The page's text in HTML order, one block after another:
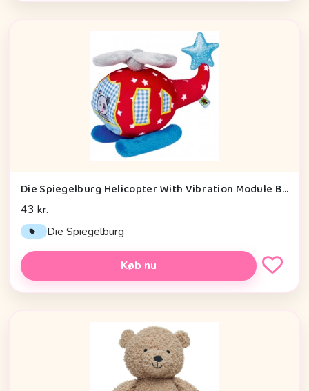
Die Spiegelburg Helicopter With Vibration Module Baby Charms - Legetøj
43 kr.
Die Spiegelburg
Køb nu